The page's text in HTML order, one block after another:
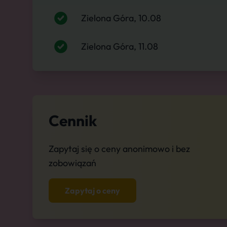
Zielona Góra, 10.08
Zielona Góra, 11.08
Cennik
Zapytaj się o ceny anonimowo i bez
zobowiązań
Zapytaj o ceny